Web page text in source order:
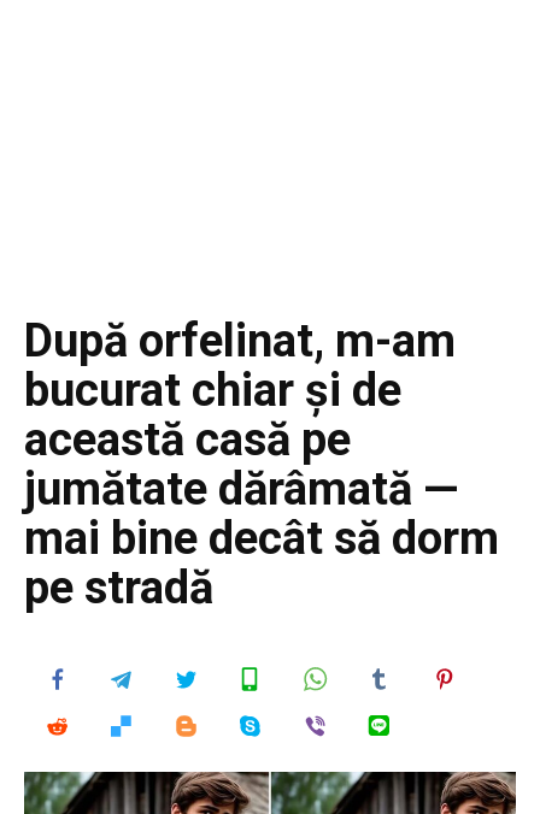
După orfelinat, m-am
bucurat chiar și de
această casă pe
jumătate dărâmată —
mai bine decât să dorm
pe stradă